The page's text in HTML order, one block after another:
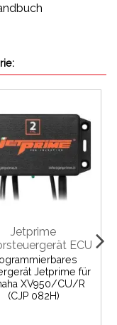
Jetprime
ECU
Jetprime für
XV950/CU/R
(CJP 082H)